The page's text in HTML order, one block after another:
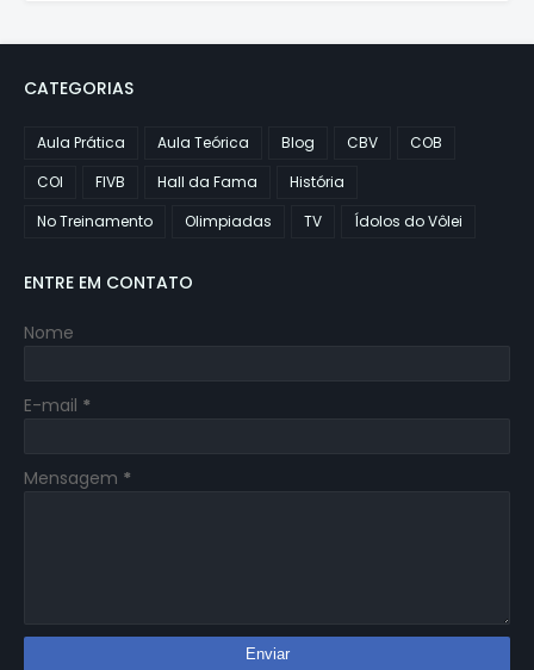
CATEGORIAS
Aula Prática Aula Teórica Blog CBV
COB
COI
FIVB Hall da Fama
História
No Treinamento
Olimpiadas TV Ídolos do Vôlei
ENTRE EM CONTATO
Nome
E-mail *
Mensagem *